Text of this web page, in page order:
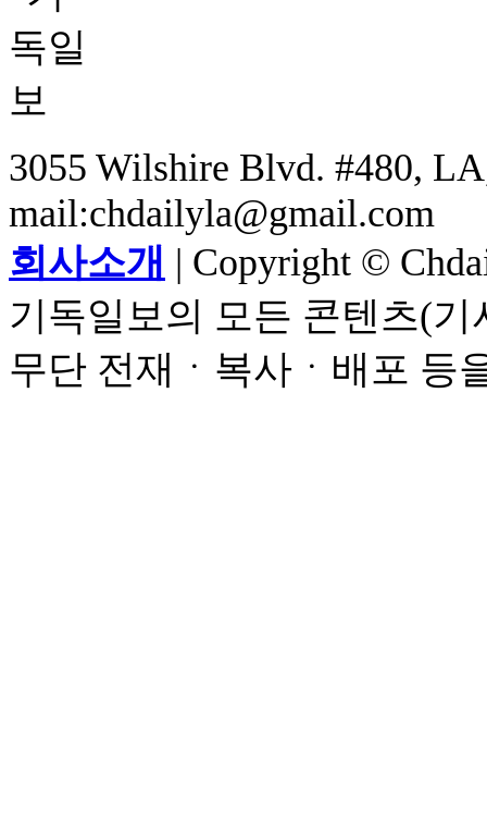
3055 Wilshire Blvd. #480,
mail:chdailyla@gmail.com
회사소개 | Copyright ©
기독일보의 모든 콘텐츠(
무단 전재ㆍ복사ㆍ배포 등